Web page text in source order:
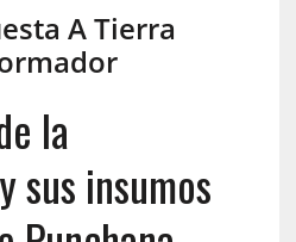
A Tierra
la
sus insumos